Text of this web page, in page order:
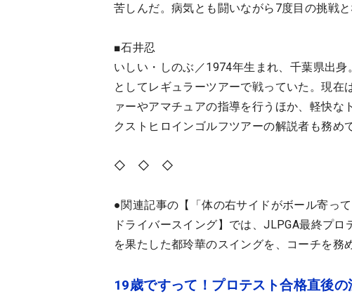
苦しんだ。病気とも闘いながら7度目の挑戦
■石井忍
いしい・しのぶ／1974年生まれ、千葉県出
としてレギュラーツアーで戦っていた。現在
ァーやアマチュアの指導を行うほか、軽快
クストヒロインゴルフツアーの解説者も務め
◇ ◇ ◇
●関連記事の【
「体の右サイドがボール寄っ
ドライバースイング】では、JLPGA最終プ
を果たした都玲華のスイングを、コーチを務
19歳ですって！プロテスト合格直後の